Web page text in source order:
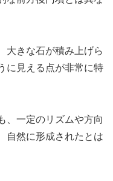
大きな石が積み上げら
に見える点が非常に特
、一定のリズムや方向
自然に形成されたとは